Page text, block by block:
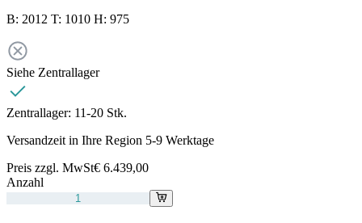
B: 2012 T: 1010 H: 975
Siehe Zentrallager
Zentrallager: 11-20 Stk.
Versandzeit in Ihre Region 5-9 Werktage
Preis zzgl. MwSt€ 6.439,00
Anzahl